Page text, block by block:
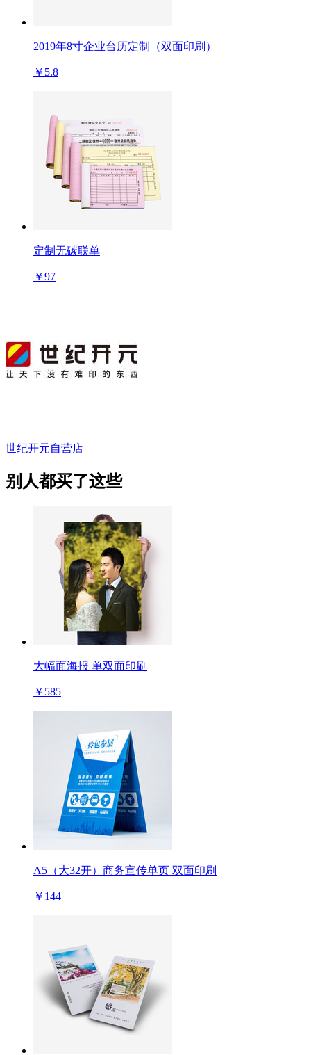
2019年8寸企业台历定制（双面印刷）
￥5.8
定制无碳联单
￥97
世纪开元自营店
别人都买了这些
大幅面海报 单双面印刷
￥585
A5（大32开）商务宣传单页 双面印刷
￥144